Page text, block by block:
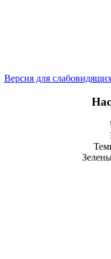
Версия для